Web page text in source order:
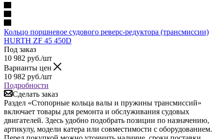
Кольцо поршневое судового реверс-редуктора (трансмиссии)
HURTH ZF 45 450D
Под заказ
10 982 руб./шт
Варианты цен
10 982 руб./шт
Подробности
Сделать заказ
Раздел «Стопорные кольца валы и пружины трансмиссий»
включает товары для ремонта и обслуживания судовых
двигателей. Здесь удобно подобрать позиции по назначению,
артикулу, модели катера или совместимости с оборудованием.